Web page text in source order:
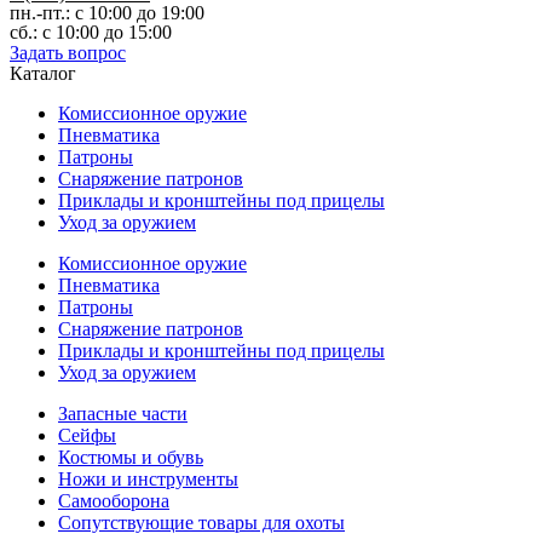
пн.-пт.: с 10:00 до 19:00
сб.: с 10:00 до 15:00
Задать вопрос
Каталог
Комиссионное оружие
Пневматика
Патроны
Снаряжение патронов
Приклады и кронштейны под прицелы
Уход за оружием
Комиссионное оружие
Пневматика
Патроны
Снаряжение патронов
Приклады и кронштейны под прицелы
Уход за оружием
Запасные части
Сейфы
Костюмы и обувь
Ножи и инструменты
Самооборона
Сопутствующие товары для охоты